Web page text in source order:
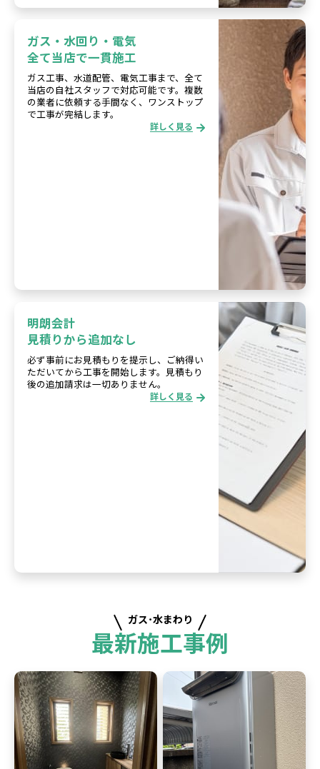
ガス・水回り・電気
全て当店で一貫施工
ガス工事、水道配管、電気工事まで、全て
当店の自社スタッフで対応可能です。複数
の業者に依頼する手間なく、ワンストップ
で工事が完結します。
詳しく見る
明朗会計
見積りから追加なし
必ず事前にお見積もりを提示し、ご納得い
ただいてから工事を開始します。見積もり
後の追加請求は一切ありません。
詳しく見る
ガス･水まわり
最新施工事例